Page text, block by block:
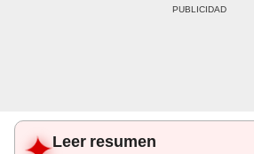
Leer resumen